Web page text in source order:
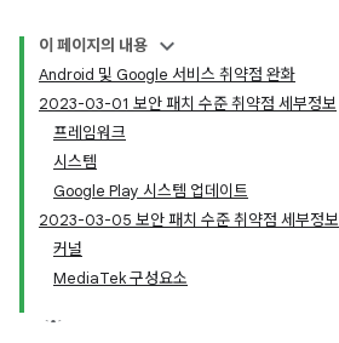
이 페이지의 내용
Android 및 Google 서비스 취약점 완화
2023-03-01 보안 패치 수준 취약점 세부정보
프레임워크
시스템
Google Play 시스템 업데이트
2023-03-05 보안 패치 수준 취약점 세부정보
커널
MediaTek 구성요소